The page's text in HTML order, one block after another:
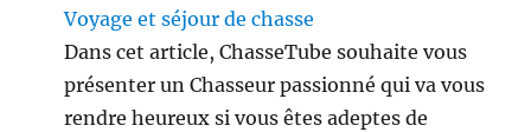
Voyage et séjour de chasse
Dans cet article, ChasseTube souhaite vous
présenter un Chasseur passionné qui va vous
rendre heureux si vous êtes adeptes de